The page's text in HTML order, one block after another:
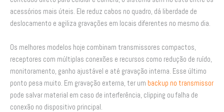
acessórios mais úteis. Ele reduz cabos no quadro, dá liberdade de
deslocamento e agiliza gravações em locais diferentes no mesmo dia.
Os melhores modelos hoje combinam transmissores compactos,
receptores com múltiplas conexões e recursos como redução de ruído,
monitoramento, ganho ajustável e até gravação interna. Esse último
ponto pesa muito. Em gravação externa, ter um backup no transmissor
pode salvar material em caso de interferência, clipping ou falha de
conexão no dispositivo principal.